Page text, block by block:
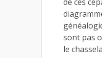
sont pas
le